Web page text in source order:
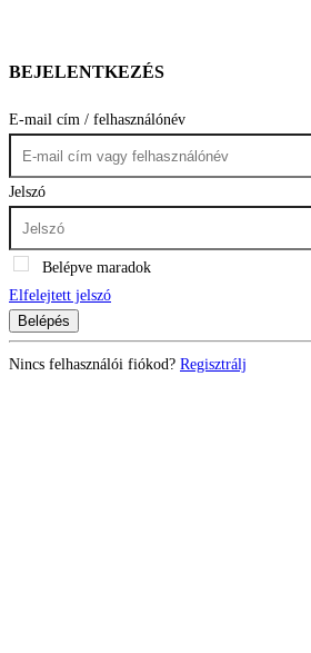
BEJELENTKEZÉS
E-mail cím / felhasználónév
Jelszó
Belépve maradok
Elfelejtett jelszó
Belépés
Nincs felhasználói fiókod? Regisztrálj